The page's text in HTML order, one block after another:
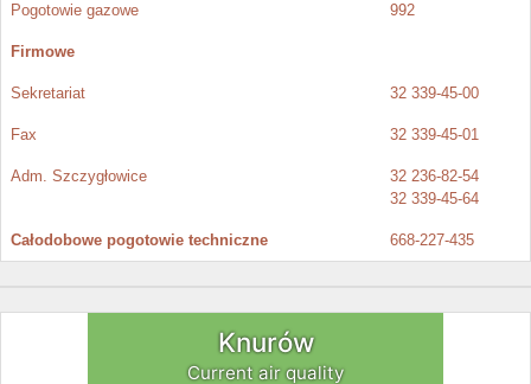
Pogotowie gazowe 992
Firmowe
Sekretariat 32 339-45-00
Fax 32 339-45-01
Adm. Szczygłowice
32 236-82-54
32 339-45-64
Całodobowe pogotowie techniczne 668-227-435